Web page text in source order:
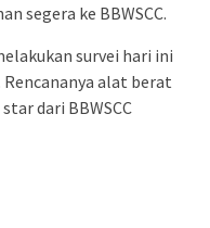
segera ke BBWSCC.
survei hari ini
alat berat
dari BBWSCC